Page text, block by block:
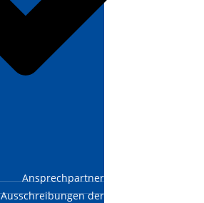
Ansprechpartner
Ausschreibungen der